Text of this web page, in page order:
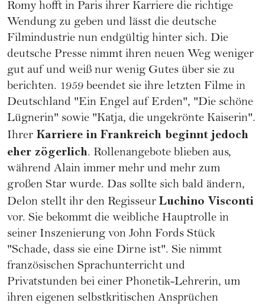
Romy hofft in Paris ihrer Karriere die richtige
Wendung zu geben und lässt die deutsche
Filmindustrie nun endgültig hinter sich. Die
deutsche Presse nimmt ihren neuen Weg weniger
gut auf und weiß nur wenig Gutes über sie zu
berichten. 1959 beendet sie ihre letzten Filme in
Deutschland "Ein Engel auf Erden", "Die schöne
Lügnerin" sowie "Katja, die ungekrönte Kaiserin".
Ihrer Karriere in Frankreich beginnt jedoch
eher zögerlich. Rollenangebote blieben aus,
während Alain immer mehr und mehr zum
großen Star wurde. Das sollte sich bald ändern,
Delon stellt ihr den Regisseur Luchino Visconti
vor. Sie bekommt die weibliche Hauptrolle in
seiner Inszenierung von John Fords Stück
"Schade, dass sie eine Dirne ist". Sie nimmt
französischen Sprachunterricht und
Privatstunden bei einer Phonetik-Lehrerin, um
ihren eigenen selbstkritischen Ansprüchen